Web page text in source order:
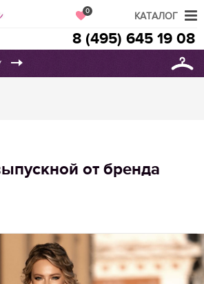
0
8 (495) 645 19 08
от бренда
КАТАЛОГ